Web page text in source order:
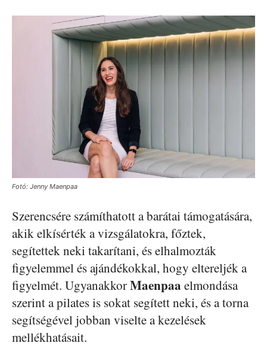
Fotó: Jenny Maenpaa
Szerencsére számíthatott a barátai támogatására,
akik elkísérték a vizsgálatokra, főztek,
segítettek neki takarítani, és elhalmozták
figyelemmel és ajándékokkal, hogy eltereljék a
figyelmét. UgyanakkorMaenpaa elmondása
szerint a pilates is sokat segített neki, és a torna
segítségével jobban viselte a kezelések
mellékhatásait.